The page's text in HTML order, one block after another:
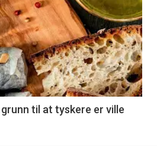
til at tyskere er ville